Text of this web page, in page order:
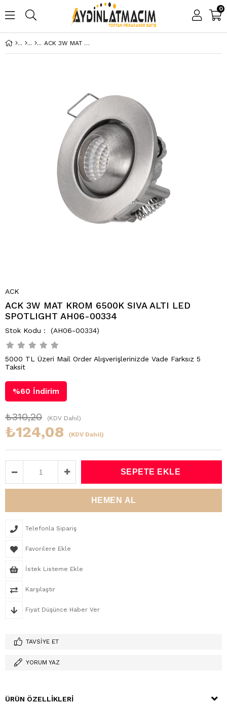
0
ACK 3W MAT KROM 6500K SIVA ALTI LED SPOTLIGHT AH06-00334
ACK
ACK 3W MAT KROM 6500K SIVA ALTI LED
SPOTLIGHT AH06-00334
(AH06-00334)
5000 TL Üzeri Mail Order Alışverişlerinizde Vade Farksız 5
Taksit
%60 İndirim
₺310,20 (KDV Dahil)
₺124,08 (KDV Dahil)
Telefonla Sipariş
Favorilere Ekle
İstek Listeme Ekle
Karşılaştır
Fiyat Düşünce Haber Ver
TAVSIYE ET
YORUM YAZ
ÜRÜN ÖZELLIKLERI